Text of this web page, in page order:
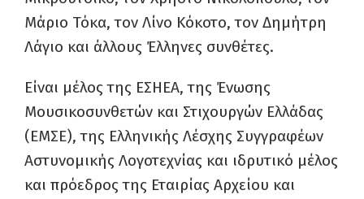
Μάριο Τόκα, τον Λίνο Κόκοτο, τον Δημήτρη
Λάγιο και άλλους Έλληνες συνθέτες.
Είναι μέλος της ΕΣΗΕΑ, της Ένωσης
Μουσικοσυνθετών και Στιχουργών Ελλάδας
(ΕΜΣΕ), της Ελληνικής Λέσχης Συγγραφέων
Αστυνομικής Λογοτεχνίας και ιδρυτικό μέλος
και πρόεδρος της Εταιρίας Αρχείου και